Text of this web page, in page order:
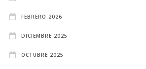
FEBRERO 2026
DICIEMBRE 2025
OCTUBRE 2025